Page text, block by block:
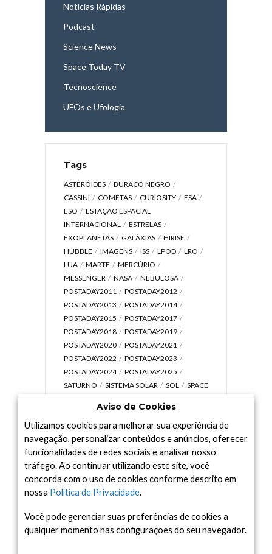
Notícias Rápidas
Podcast
Science News
Space Today TV
Tecnoscience
UFOs e Ufologia
Tags
ASTERÓIDES
BURACO NEGRO
CASSINI
COMETAS CURIOSITY
ESA
ESO
ESTAÇÃO ESPACIAL
INTERNACIONAL
ESTRELAS
EXOPLANETAS
GALÁXIAS
HIRISE
HUBBLE
IMAGENS ISS LPOD
LRO
LUA
MARTE
MERCÚRIO
MESSENGER
NASA
NEBULOSA
POSTADAY2011
POSTADAY2012
POSTADAY2013
POSTADAY2014
POSTADAY2015
POSTADAY2017
POSTADAY2018
POSTADAY2019
POSTADAY2020
POSTADAY2021
POSTADAY2022
POSTADAY2023
POSTADAY2024
POSTADAY2025
SATURNO
SISTEMA SOLAR SOL
SPACE
UNIVERSO
VÍDEO
Arquivo
Arquivo
Aviso de Cookies
Utilizamos cookies para melhorar sua experiência de
navegação, personalizar conteúdos e anúncios, oferecer
funcionalidades de redes sociais e analisar nosso
tráfego. Ao continuar utilizando este site, você
concorda com o uso de cookies conforme descrito em
nossa Política de Privacidade.
Você pode gerenciar suas preferências de cookies a
qualquer momento nas configurações do seu navegador.